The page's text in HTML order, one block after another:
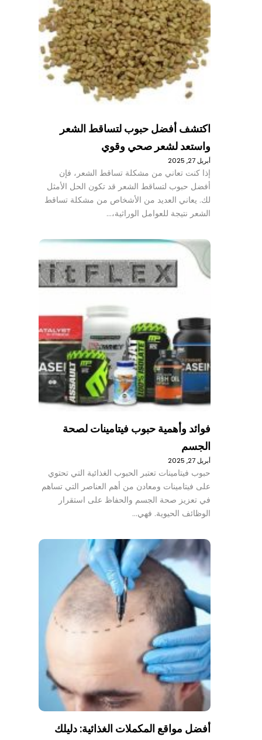
اكتشف أفضل حبوب لتساقط الشعر
واستعد لشعر صحي وقوي
أبريل 27, 2025
إذا كنت تعاني من مشكلة تساقط الشعر، فإن
أفضل حبوب لتساقط الشعر قد تكون الحل الأمثل
لك. يعاني العديد من الأشخاص من مشكلة تساقط
الشعر نتيجة للعوامل الوراثية،…
فوائد وأهمية حبوب فيتامينات لصحة
الجسم
أبريل 27, 2025
حبوب فيتامينات تعتبر الحبوب الغذائية التي تحتوي
على فيتامينات ومعادن من أهم العناصر التي تساهم
في تعزيز صحة الجسم والحفاظ على استقرار
الوظائف الحيوية. فهي…
أفضل مواقع المكملات الغذائية: دليلك